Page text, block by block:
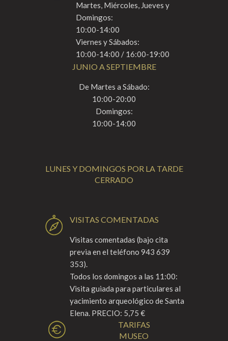
Martes, Miércoles, Jueves y
Domingos:
10:00-14:00
Viernes y Sábados:
10:00-14:00 / 16:00-19:00
JUNIO A SEPTIEMBRE
De Martes a Sábado:
10:00-20:00
Domingos:
10:00-14:00
LUNES Y DOMINGOS POR LA TARDE
CERRADO
VISITAS COMENTADAS
Visitas comentadas (bajo cita
previa en el teléfono 943 639
353).
Todos los domingos a las 11:00:
Visita guiada para particulares al
yacimiento arqueológico de Santa
Elena. PRECIO: 5,75 €
TARIFAS
MUSEO